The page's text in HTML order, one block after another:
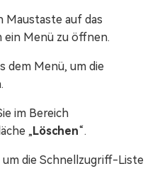
Maustaste auf das
Menü zu öffnen.
dem Menü, um die
im Bereich
„ Löschen“.
um die Schnellzugriff-Liste